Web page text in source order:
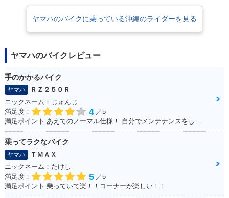
ヤマハのバイクに乗っている沖縄のライダーを見る
ヤマハのバイクレビュー
手のかかるバイク
ヤマハ
ＲＺ２５０Ｒ
ニックネーム：じゅんじ
満足度：
4 ／5
乗ってラクなバイク
ヤマハ
ＴＭＡＸ
ニックネーム：たけし
満足度：
5 ／5
満足ポイント:乗っていて楽！！コーナーが楽しい！！